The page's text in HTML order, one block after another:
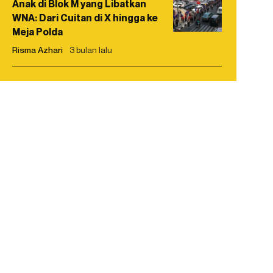
Anak di Blok M yang Libatkan
WNA: Dari Cuitan di X hingga ke
Meja Polda
Risma Azhari 3 bulan lalu